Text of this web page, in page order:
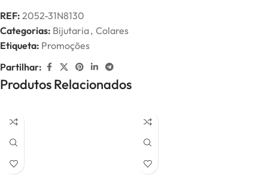
REF: 2052-31N8130
Categorias: Bijutaria, Colares
Etiqueta: Promoções
Partilhar:
Produtos Relacionados